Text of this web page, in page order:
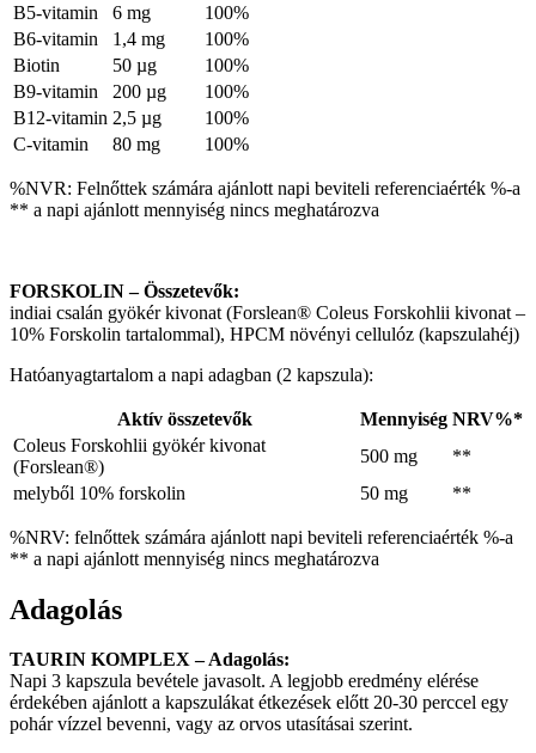
B5-vitamin
6 mg
100%
B6-vitamin
1,4 mg
100%
Biotin
50 µg
100%
B9-vitamin
200 µg
100%
B12-vitamin 2,5 µg
100%
C-vitamin
80 mg 100%
%NVR: Felnőttek számára ajánlott napi beviteli referenciaérték %-a
** a napi ajánlott mennyiség nincs meghatározva
FORSKOLIN – Összetevők:
indiai csalán gyökér kivonat (Forslean® Coleus Forskohlii kivonat –
10% Forskolin tartalommal), HPCM növényi cellulóz (kapszulahéj)
Hatóanyagtartalom a napi adagban (2 kapszula):
Aktív összetevők Mennyiség NRV%*
Coleus Forskohlii gyökér kivonat
(Forslean®)
500 mg
**
melyből 10% forskolin
50 mg **
%NRV: felnőttek számára ajánlott napi beviteli referenciaérték %-a
** a napi ajánlott mennyiség nincs meghatározva
Adagolás
TAURIN KOMPLEX – Adagolás:
Napi 3 kapszula bevétele javasolt. A legjobb eredmény elérése
érdekében ajánlott a kapszulákat étkezések előtt 20-30 perccel egy
pohár vízzel bevenni, vagy az orvos utasításai szerint.